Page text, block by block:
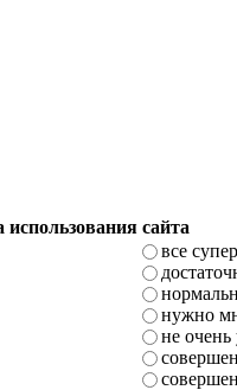
сайта
все супер
нужно
не очень